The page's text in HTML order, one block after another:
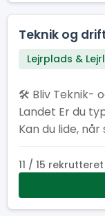
endnu federe!” 4. “Multihåndværker søges! Løn:
Kaffe, godt
helt.” 5. “Kan du fikse ting, der knirker, knager eller
Teknik og
Lejrplads &
🛠️ Bliv Teknik-
Landet Er du
Kan du lide,
kulisserne,
11 / 15 rekrutteret